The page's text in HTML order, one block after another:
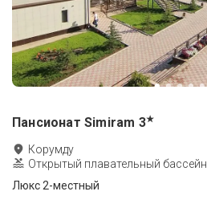
Пансионат Simiram 3★
Корумду
Открытый плавательный бассейн
Люкс 2-местный